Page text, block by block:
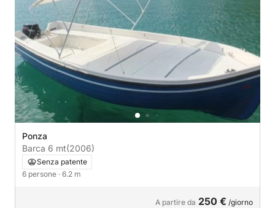
Ponza
Barca 6 mt(2006)
Senza patente
6 persone · 6.2 m
A partire da 250 € /giorno